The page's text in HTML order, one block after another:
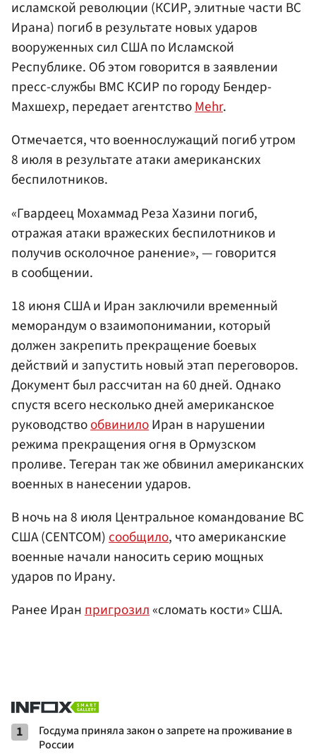
исламской революции (КСИР, элитные части ВС
Ирана) погиб в результате новых ударов
вооруженных сил США по Исламской
Республике. Об этом говорится в заявлении
пресс-службы ВМС КСИР по городу Бендер-
Махшехр, передает агентствоMehr.
Отмечается, что военнослужащий погиб утром
8 июля в результате атаки американских
беспилотников.
«Гвардеец Мохаммад Реза Хазини погиб,
отражая атаки вражеских беспилотников и
получив осколочное ранение», — говорится
в сообщении.
18 июня США и Иран заключили временный
меморандум о взаимопонимании, который
должен закрепить прекращение боевых
действий и запустить новый этап переговоров.
Документ был рассчитан на 60 дней. Однако
спустя всего несколько дней американское
руководствообвинилоИран в нарушении
режима прекращения огня в Ормузском
проливе. Тегеран так же обвинил американских
военных в нанесении ударов.
В ночь на 8 июля Центральное командование ВС
США (CENTCOM)сообщило, что американские
военные начали наносить серию мощных
ударов по Ирану.
Ранее Иранпригрозил«сломать кости» США.
1
Госдума приняла закон о запрете на проживание в
России